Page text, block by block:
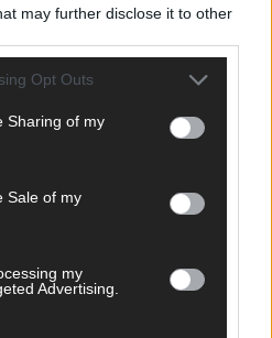
may further disclose it to other
Opt Outs
Sharing of my
Sale of my
my
Advertising.